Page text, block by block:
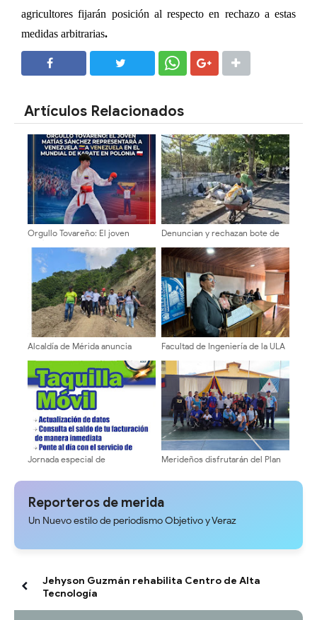
agricultores fijarán posición al respecto en rechazo a estas
medidas arbitrarias.
Artículos Relacionados
Orgullo Tovareño: El joven
Matías Sánchez representará a
Venezuela en el Mundial de
Karate en Polonia
Denuncian y rechazan bote de
Terminal Vigíense
Alcaldía de Mérida anuncia
en el sector El Cafetal por 15
días
Facultad de Ingeniería de la ULA
Jornada especial de
Sergidesol en el Mercado
Merideños disfrutarán del Plan
Reporteros de merida
Un Nuevo estilo de periodismo Objetivo y Veraz
Jehyson Guzmán rehabilita Centro de Alta
Tecnología